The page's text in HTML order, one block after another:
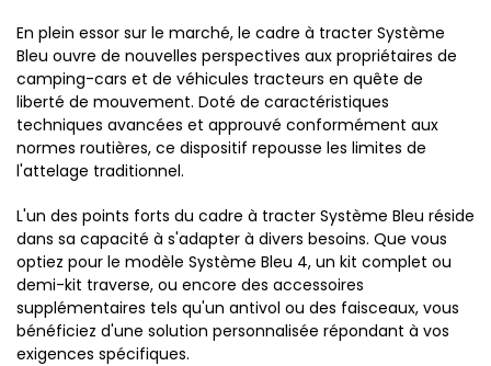
En plein essor sur le marché, le cadre à tracter Système
Bleu ouvre de nouvelles perspectives aux propriétaires de
camping-cars et de véhicules tracteurs en quête de
liberté de mouvement. Doté de caractéristiques
techniques avancées et approuvé conformément aux
normes routières, ce dispositif repousse les limites de
l'attelage traditionnel.
L'un des points forts du cadre à tracter Système Bleu réside
dans sa capacité à s'adapter à divers besoins. Que vous
optiez pour le modèle Système Bleu 4, un kit complet ou
demi-kit traverse, ou encore des accessoires
supplémentaires tels qu'un antivol ou des faisceaux, vous
bénéficiez d'une solution personnalisée répondant à vos
exigences spécifiques.